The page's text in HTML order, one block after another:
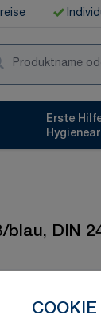
Erste
blau, DIN